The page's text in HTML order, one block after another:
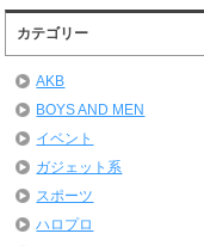
カテゴリー
AKB
BOYS AND MEN
イベント
ガジェット系
スポーツ
ハロプロ